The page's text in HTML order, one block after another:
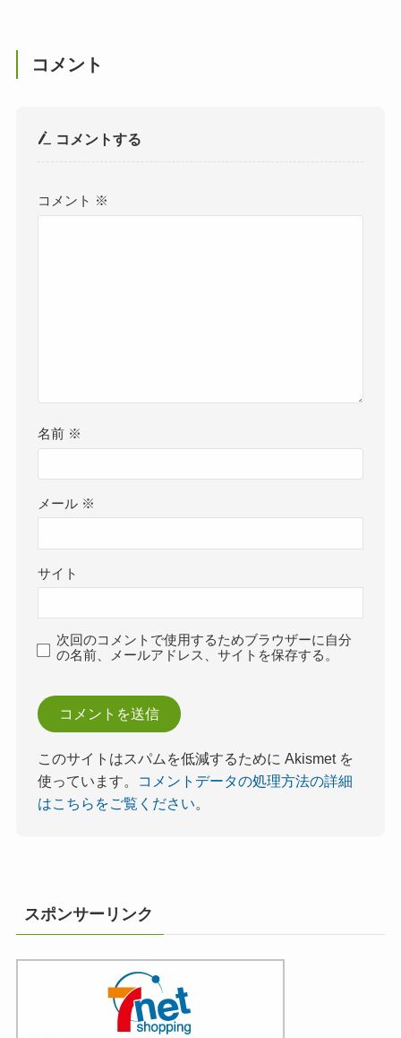
コメント
コメントする
コメント ※
名前 ※
メール ※
サイト
次回のコメントで使用するためブラウザーに自分
の名前、メールアドレス、サイトを保存する。
このサイトはスパムを低減するために Akismet を
使っています。
コメントデータの処理方法の詳細
はこちらをご覧ください
スポンサーリンク